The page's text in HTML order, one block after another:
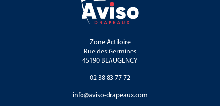
Zone Actiloire
Rue des Germines
45190 BEAUGENCY
02 38 83 77 72
info@aviso-drapeaux.com